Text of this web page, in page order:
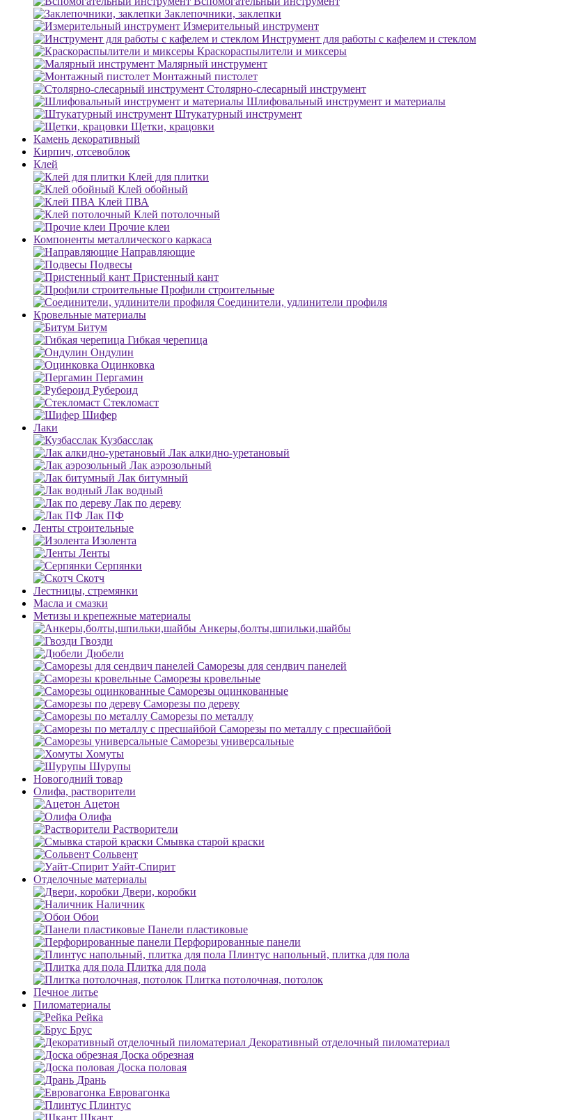
Заклепочники, заклепки
Измерительный инструмент
Инструмент для работы с кафелем и стеклом
Краскораспылители и миксеры
Малярный инструмент
Монтажный пистолет
Столярно-слесарный инструмент
Шлифовальный инструмент и материалы
Штукатурный инструмент
Щетки, крацовки
Камень декоративный
Кирпич, отсевоблок
Клей
Клей для плитки
Клей обойный
Клей ПВА
Клей потолочный
Прочие клеи
Компоненты металлического каркаса
Направляющие
Подвесы
Пристенный кант
Профили строительные
Соединители, удлинители профиля
Кровельные материалы
Битум
Гибкая черепица
Ондулин
Оцинковка
Пергамин
Рубероид
Стекломаст
Шифер
Лаки
Кузбасслак
Лак алкидно-уретановый
Лак аэрозольный
Лак битумный
Лак водный
Лак по дереву
Лак ПФ
Ленты строительные
Изолента
Ленты
Серпянки
Скотч
Лестницы, стремянки
Масла и смазки
Метизы и крепежные материалы
Анкеры,болты,шпильки,шайбы
Гвозди
Дюбели
Саморезы для сендвич панелей
Саморезы кровельные
Саморезы оцинкованные
Саморезы по дереву
Саморезы по металлу
Саморезы по металлу с пресшайбой
Саморезы универсальные
Хомуты
Шурупы
Новогодний товар
Олифа, растворители
Ацетон
Олифа
Растворители
Смывка старой краски
Сольвент
Уайт-Спирит
Отделочные материалы
Двери, коробки
Наличник
Обои
Панели пластиковые
Перфорированные панели
Плинтус напольный, плитка для пола
Плитка для пола
Плитка потолочная, потолок
Печное литье
Пиломатериалы
Рейка
Брус
Декоративный отделочный пиломатериал
Доска обрезная
Доска половая
Дрань
Евровагонка
Плинтус
Шкант